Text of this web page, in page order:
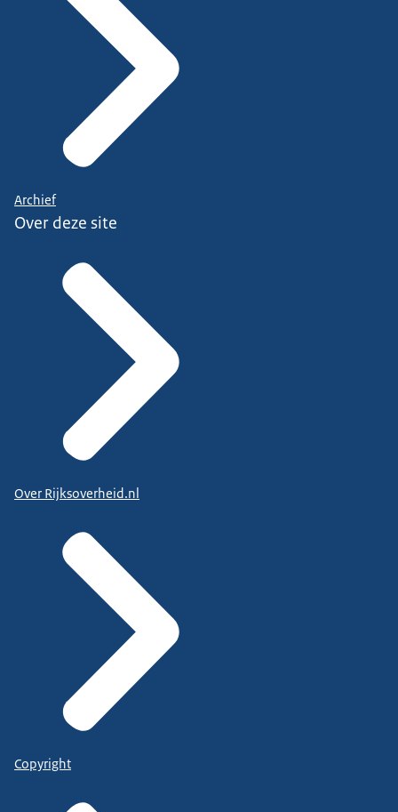
Archief
Over deze site
Over Rijksoverheid.nl
Copyright